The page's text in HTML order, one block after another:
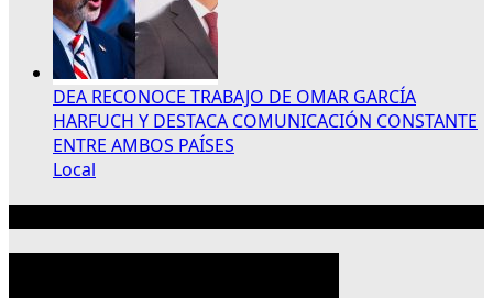
DEA RECONOCE TRABAJO DE OMAR GARCÍA
HARFUCH Y DESTACA COMUNICACIÓN CONSTANTE
ENTRE AMBOS PAÍSES
Local